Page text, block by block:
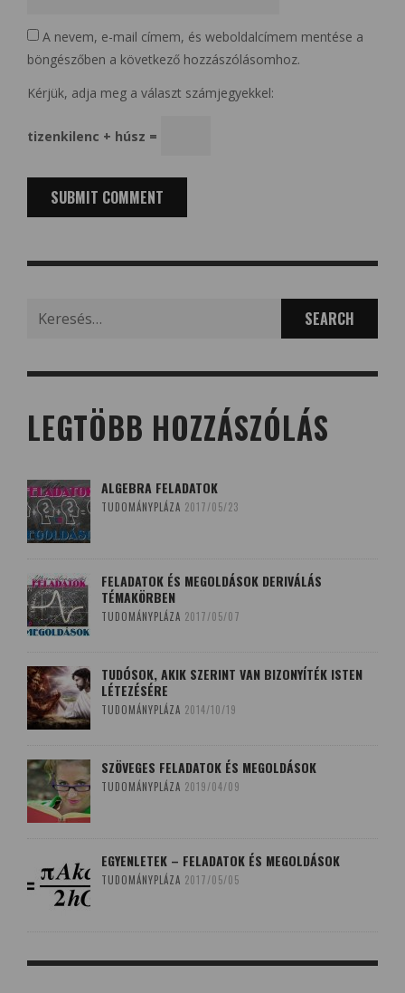
A nevem, e-mail címem, és weboldalcímem mentése a
böngészőben a következő hozzászólásomhoz.
Kérjük, adja meg a választ számjegyekkel:
tizenkilenc + húsz =
for:
LEGTÖBB HOZZÁSZÓLÁS
ALGEBRA FELADATOK
TUDOMÁNYPLÁZA 2017/05/23
FELADATOK ÉS MEGOLDÁSOK DERIVÁLÁS
TÉMAKÖRBEN
TUDOMÁNYPLÁZA 2017/05/07
TUDÓSOK, AKIK SZERINT VAN BIZONYÍTÉK ISTEN
LÉTEZÉSÉRE
TUDOMÁNYPLÁZA 2014/10/19
SZÖVEGES FELADATOK ÉS MEGOLDÁSOK
TUDOMÁNYPLÁZA 2019/04/09
EGYENLETEK – FELADATOK ÉS MEGOLDÁSOK
TUDOMÁNYPLÁZA 2017/05/05